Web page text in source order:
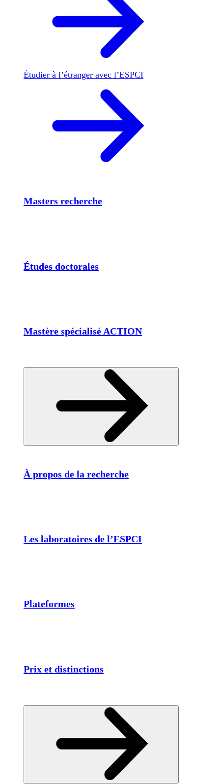
Étudier à l’étranger avec l’ESPCI
Masters recherche
Études doctorales
Mastère spécialisé ACTION
À propos de la recherche
Les laboratoires de l’ESPCI
Plateformes
Prix et distinctions